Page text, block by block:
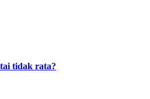
tidak rata?